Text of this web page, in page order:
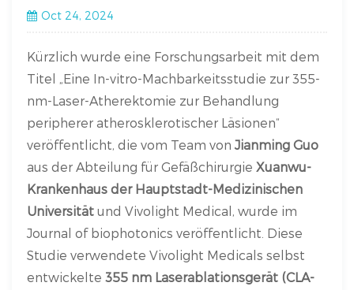
Oct 24, 2024
Kürzlich wurde eine Forschungsarbeit mit dem
Titel „Eine In-vitro-Machbarkeitsstudie zur 355-
nm-Laser-Atherektomie zur Behandlung
peripherer atherosklerotischer Läsionen“
veröffentlicht, die vom Team vonJianming Guo
aus der Abteilung für GefäßchirurgieXuanwu-
Krankenhaus der Hauptstadt-Medizinischen
Universität und Vivolight Medical, wurde im
Journal of biophotonics veröffentlicht. Diese
Studie verwendete Vivolight Medicals selbst
entwickelte 355 nm Laserablationsgerät (CLA-